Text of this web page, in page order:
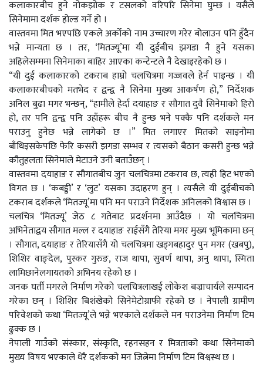
कलाकारबीच हुने नोकझोक र टसलको वरिपरि सिनेमा घुम्छ । यसैले
सिनेमामा दर्शक होल्ड गर्ने हो ।
वास्तवमा मित भएपछि एकले अर्कोको नाम उच्चारण गरेर बोलाउन पनि हुँदैन
भन्ने मान्यता छ । तर, ‘मितज्यू’मा यी दुईबीच झगडा नै हुने यसका
अहिलेसम्ममा सिनेमाका बाहिर आएका कन्टेन्टले नै देखाइरहेको छ ।
“यी दुई कलाकारको टकराब हाम्रो चलचित्रमा गज्जवले हेर्न पाइन्छ । यी
कलाकारबीचको मतभेद र द्वन्द्व नै सिनेमा मुख्य आकर्षण हो,” निर्देशक
अनिल बुढा मगर भन्छन्, “हामीले हेर्दा दयाहाङ र सौगात दुवै सिनेमाको हिरो
हो, तर पनि द्वन्द्व पनि उहाँहरू बीच नै हुन्छ भने पक्कै पनि दर्शकले मन
पराउनु हुनेछ भन्ने लागेको छ ।” मित लगाएर मितको साइनोमा
बाँधिइसकेपछि फेरि कसरी झगडा सम्भव र त्यसको बैठान कसरी हुन्छ भन्ने
कौतुहलता सिनेमाले मेटाउने उनी बताउँछन् ।
वास्तवमा दयाहाङ र सौगातबीच जुन चलचित्रमा टकराव छ, त्यही हिट भएको
विगत छ । ‘कबड्डी’ र ‘लुट’ यसका उदाहरण हुन् । त्यसैले यी दुईबीचको
टकराब दर्शकले ‘मितज्यू’मा पनि मन पराउने निर्देशक अनिलको विश्वास छ ।
चलचित्र ‘मितज्यू’ जेठ ८ गतेबाट प्रदर्शनमा आउँदैछ । यो चलचित्रमा
अभिनेताद्वय सौगात मल्ल र दयाहाङ राईसँगै तेरिया मगर मुख्य भूमिकामा छन्
। सौगात, दयाहाङ र तेरियासँगै यो चलचित्रमा खड्गबहादुर पुन मगर (खबपु),
शिशिर वाङ्देल, पुस्कर गुरुङ, राज थापा, सुवर्ण थापा, अनु थापा, स्मिता
लामिछानेलगायतको अभिनय रहेको छ ।
जनक घर्ती मगरले निर्माण गरेको चलचित्रलाखई लोकेश बज्राचार्यले सम्पादन
गरेका छन् । शिशिर बिशंखेको सिनेमेटोग्राफी रहेको छ । नेपाली ग्रामीण
परिवेशको कथा ‘मितज्यू’ले भन्ने भएकाले दर्शकले मन पराउनेमा निर्माण टिम
ढुक्क छ ।
नेपाली गाउँको संस्कार, संस्कृति, रहनसहन र मित्रताको कथा सिनेमाको
मुख्य विषय भएकाले धेरै दर्शकको मन जित्नेमा निर्माण टिम विश्वस्थ छ ।